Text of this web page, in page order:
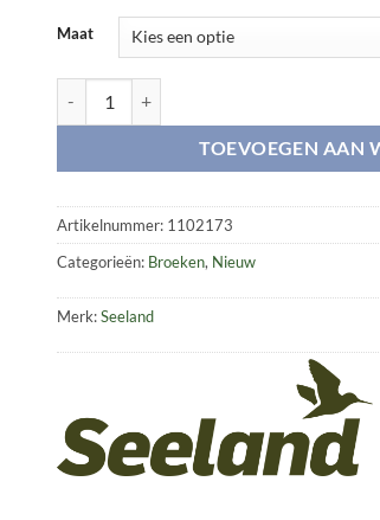
Maat
TOEVOEGEN AAN
Artikelnummer: 1102173
Categorieën: Broeken, Nieuw
Merk:Seeland